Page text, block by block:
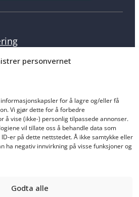
personvernet
for å lagre og/eller få
Vi gjør dette for å forbedre
å vise (ikke-) personlig tilpassede annonser.
vil tillate oss å behandle data som
er på dette nettstedet. Å ikke samtykke eller
ha negativ innvirkning på visse funksjoner og
Godta alle